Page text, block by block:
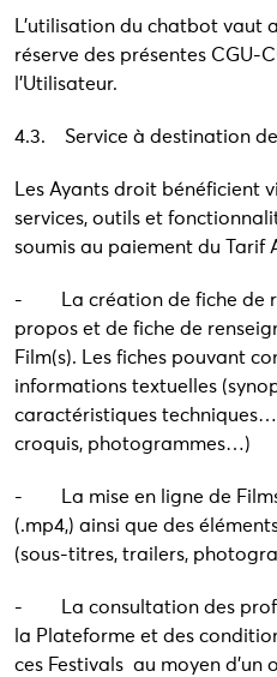
L’utilisation du chatbot vaut
réserve des présentes CGU-
l’Utilisateur.
4.3. Service à destination
Les Ayants droit bénéficient
services, outils et
soumis au paiement du Tarif
- La création de fiche de
propos et de fiche de
Film(s). Les fiches pouvant
informations textuelles
caractéristiques
croquis, photogrammes…)
- La mise en ligne de
(.mp4,) ainsi que des
(sous-titres, trailers,
- La consultation des
la Plateforme et des
ces Festivals au moyen d’un